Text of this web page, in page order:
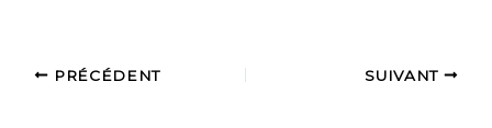
PRÉCÉDENT SUIVANT